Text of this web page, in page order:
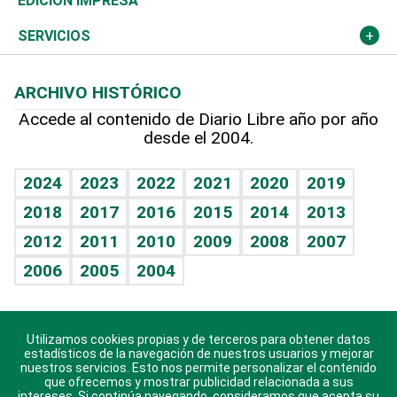
Resto del mundo
Economía personal
Podcast Arte Libre
Hablando con el pediatra
Vida y familia
Eñe
Celebrando la vida
Sin complejos
En pocas palabras
Escuchando al corazón
Economía Personal
Más deportes
Línea de hit
TBT Deportivo
Columnistas
Más firmas
Cambio climático
Opinión
Hecho en casa
Guía del dinero
SERVICIOS
Cumpleaños
Horóscopos
Crucigramas
ARCHIVO HISTÓRICO
Accede al contenido de Diario Libre año por año
desde el 2004.
2024 2023 2022 2021 2020
2019
2018
2017 2016 2015 2014
2013
2012
2011 2010 2009 2008
2007
2006
2005 2004
Descarga nuestras aplicaciones para Android, iOS y
sistema Huawei.
Utilizamos cookies propias y de terceros para obtener datos
estadísticos de la navegación de nuestros usuarios y mejorar
nuestros servicios. Esto nos permite personalizar el contenido
que ofrecemos y mostrar publicidad relacionada a sus